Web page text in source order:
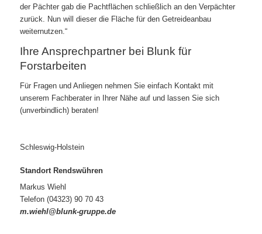
der Pächter gab die Pachtflächen schließlich an den Verpächter
zurück. Nun will dieser die Fläche für den Getreideanbau
weiternutzen.“
Ihre Ansprechpartner bei Blunk für
Forstarbeiten
Für Fragen und Anliegen nehmen Sie einfach Kontakt mit
unserem Fachberater in Ihrer Nähe auf und lassen Sie sich
(unverbindlich) beraten!
Schleswig-Holstein
Standort Rendswühren
Markus Wiehl
Telefon (04323) 90 70 43
m.wiehl@blunk-gruppe.de